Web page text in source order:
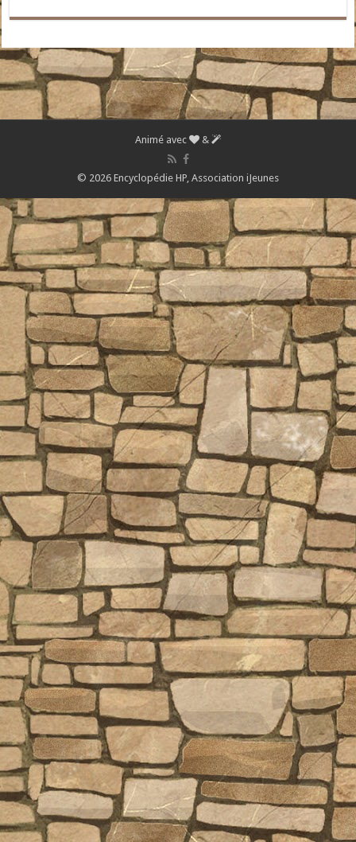
Animé avec &
© 2026 Encyclopédie HP, Association iJeunes